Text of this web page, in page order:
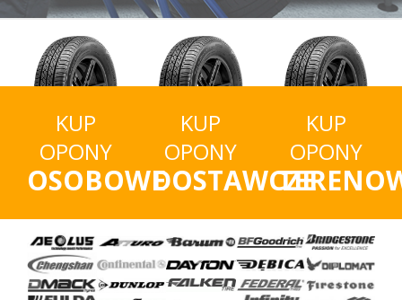
KUP
OPONY
OSOBOWE
KUP
OPONY
DOSTAWCZE
KUP
OPONY